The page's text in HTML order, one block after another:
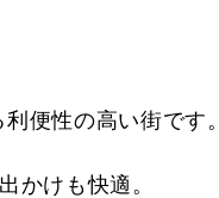
便性の高い街です。
かけも快適。